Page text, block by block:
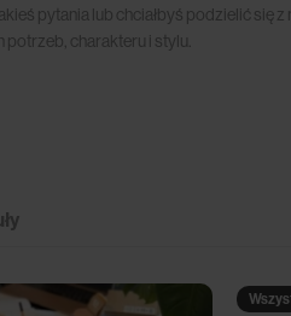
pytania lub chciałbyś podzielić się
potrzeb, charakteru i stylu.